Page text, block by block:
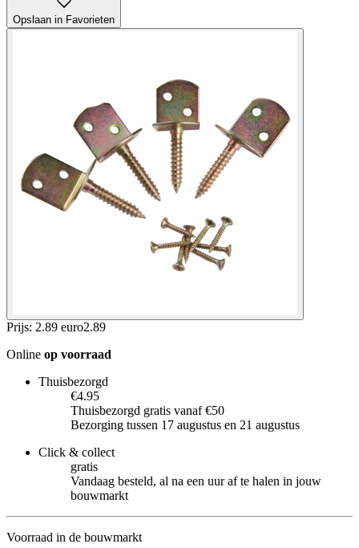
Opslaan in Favorieten
Prijs: 2.89 euro2.89
Online op voorraad
Thuisbezorgd
€4.95
Thuisbezorgd gratis vanaf €50
Bezorging tussen 17 augustus en 21 augustus
Click & collect
gratis
Vandaag besteld, al na een uur af te halen in jouw
bouwmarkt
Voorraad in de bouwmarkt